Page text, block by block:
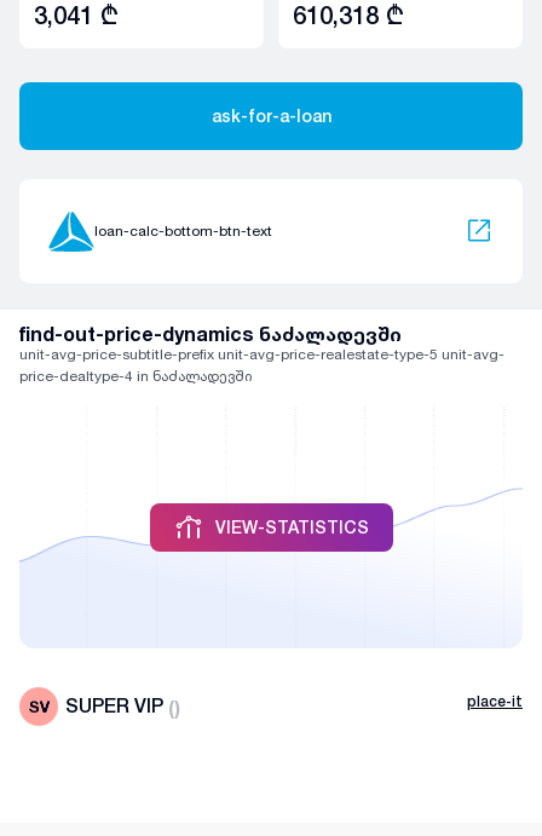
3,041 ₾ 610,318 ₾
ask-for-a-loan
loan-calc-bottom-btn-text
find-out-price-dynamics ნაძალადევში
unit-avg-price-subtitle-prefix unit-avg-price-realestate-type-5 unit-avg-
price-dealtype-4 in ნაძალადევში
VIEW-STATISTICS
SUPER VIP () place-it